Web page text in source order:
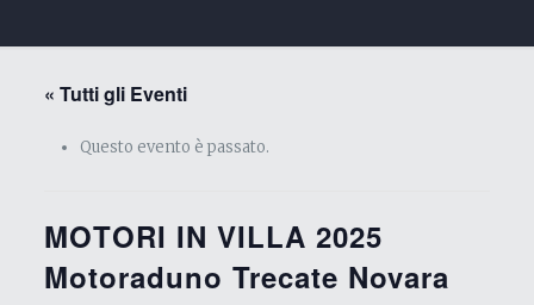
« Tutti gli Eventi
Questo evento è passato.
MOTORI IN VILLA 2025
Motoraduno Trecate Novara